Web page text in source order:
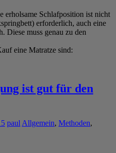
erholsame Schlafposition ist nicht
erforderlich, auch eine
Diese muss genau zu den
eine Matratze sind:
ist gut für den
paul Allgemein, Methoden,